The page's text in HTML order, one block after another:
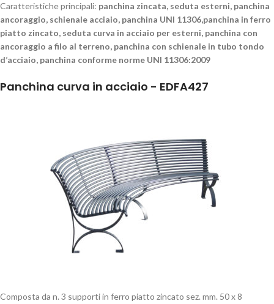
Caratteristiche principali: panchina zincata, seduta esterni, panchina
ancoraggio, schienale acciaio, panchina UNI 11306,panchina in ferro
piatto zincato, seduta curva in acciaio per esterni, panchina con
ancoraggio a filo al terreno, panchina con schienale in tubo tondo
d’acciaio, panchina conforme norme UNI 11306:2009
Panchina curva in acciaio - EDFA427
Composta da n. 3 supporti in ferro piatto zincato sez. mm. 50 x 8